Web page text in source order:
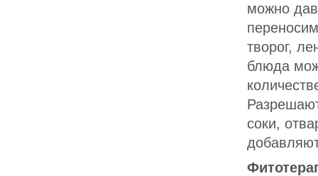
можно
творог,
блюда
соки,